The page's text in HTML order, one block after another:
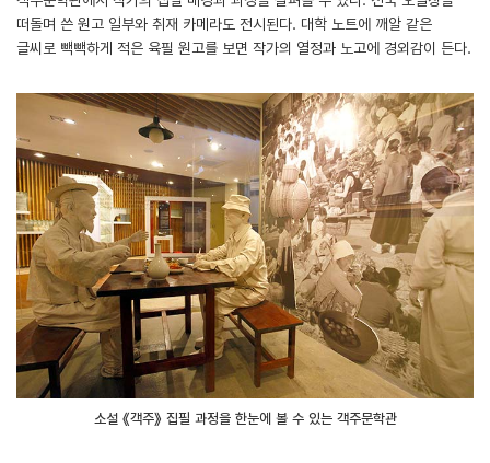
떠돌며 쓴 원고 일부와 취재 카메라도 전시된다. 대학 노트에 깨알 같은
글씨로 빽빽하게 적은 육필 원고를 보면 작가의 열정과 노고에 경외감이 든다.
소설 《객주》 집필 과정을 한눈에 볼 수 있는 객주문학관